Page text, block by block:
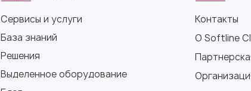
Сервисы и услуги
База знаний
Решения
Выделенное оборудование
Контакты
О Softline